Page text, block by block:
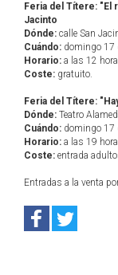
Feria del Títere: "El
Jacinto
Dónde: calle San
Cuándo: domingo 17
Horario: a las 12
Coste: gratuito.
Feria del Títere:
Dónde: Teatro
Cuándo: domingo 17
Horario: a las 19
Coste: entrada
Entradas a la venta